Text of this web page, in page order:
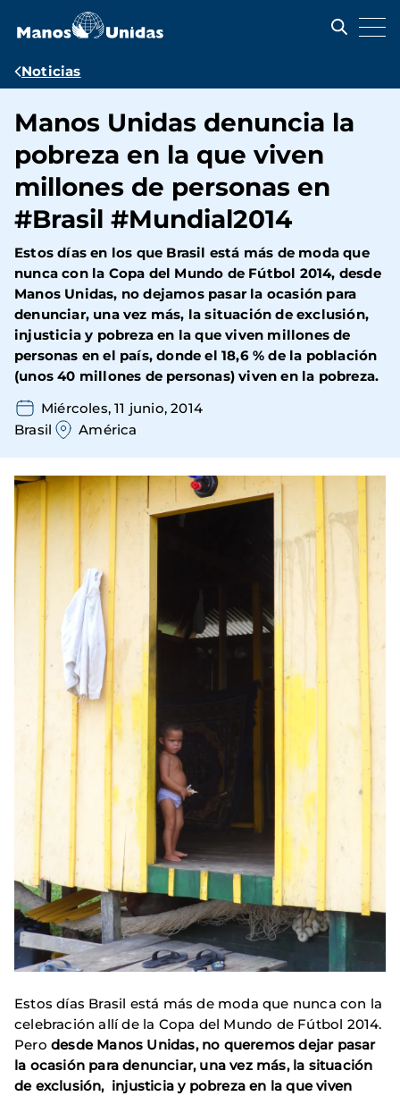
contenido
Ruta
navegación
Noticias
Manos Unidas denuncia la
pobreza en la que viven
millones de personas en
#Brasil #Mundial2014
Estos días en los que Brasil está más de moda que
nunca con la Copa del Mundo de Fútbol 2014, desde
Manos Unidas, no dejamos pasar la ocasión para
denunciar, una vez más, la situación de exclusión,
injusticia y pobreza en la que viven millones de
personas en el país, donde el 18,6 % de la población
(unos 40 millones de personas) viven en la pobreza.
Miércoles, 11 junio, 2014
Brasil
América
Estos días Brasil está más de moda que nunca con la
celebración allí de la Copa del Mundo de Fútbol 2014.
Pero desde Manos Unidas, no queremos dejar pasar
la ocasión para denunciar, una vez más, la situación
de exclusión, injusticia y pobreza en la que viven